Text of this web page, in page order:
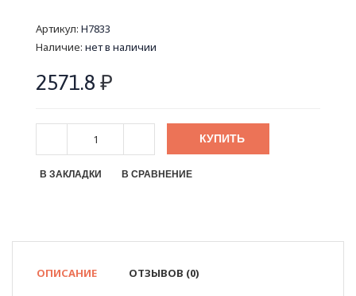
Артикул: H7833
Наличие: нет в наличии
2571.8 ₽
КУПИТЬ
В ЗАКЛАДКИ В СРАВНЕНИЕ
ОПИСАНИЕ ОТЗЫВОВ (0)